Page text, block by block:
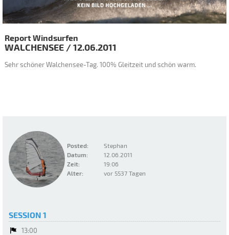
Posted:
Stephan
Datum:
12.06.2011
Zeit:
19:06
Alter:
vor 5537 Tagen
Report Windsurfen
WALCHENSEE /12.06.2011
Sehr schöner Walchensee-Tag. 100% Gleitzeit und schön warm.
SESSION 1
13:00